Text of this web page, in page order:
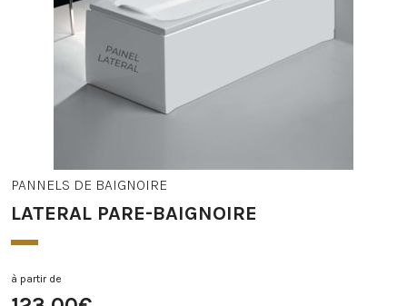
PANNELS DE BAIGNOIRE
LATERAL PARE-BAIGNOIRE
à partir de